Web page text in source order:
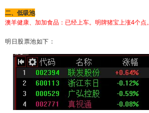
二、低吸池
澳羊健康、加加食品：已经上车。明牌猪宝上涨4个点。
明日股票池如下：